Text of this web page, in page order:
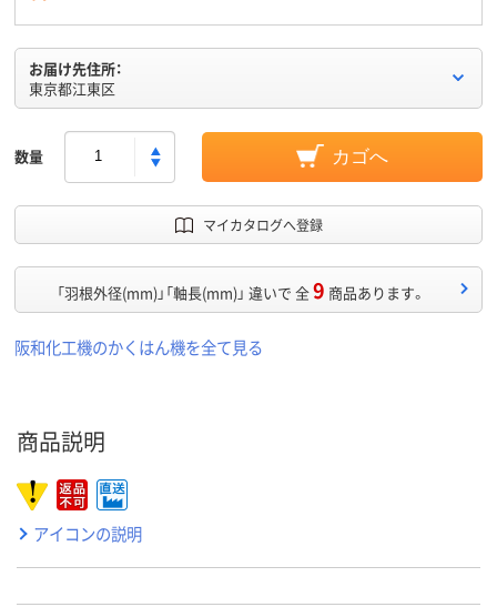
お届け先住所：
東京都江東区
数量 カゴへ
マイカタログへ登録
「羽根外径(mm)」「軸長(mm)」 違いで 全9 商品あります。
阪和化工機のかくはん機を全て見る
商品説明
アイコンの説明